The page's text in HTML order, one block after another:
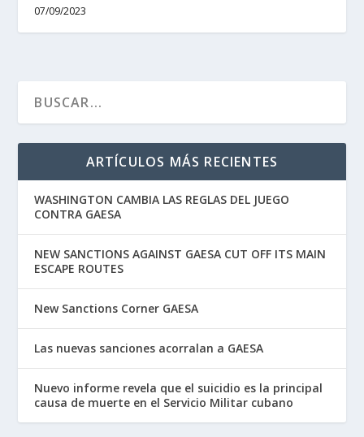
07/09/2023
ARTÍCULOS MÁS RECIENTES
WASHINGTON CAMBIA LAS REGLAS DEL JUEGO
CONTRA GAESA
NEW SANCTIONS AGAINST GAESA CUT OFF ITS MAIN
ESCAPE ROUTES
New Sanctions Corner GAESA
Las nuevas sanciones acorralan a GAESA
Nuevo informe revela que el suicidio es la principal
causa de muerte en el Servicio Militar cubano